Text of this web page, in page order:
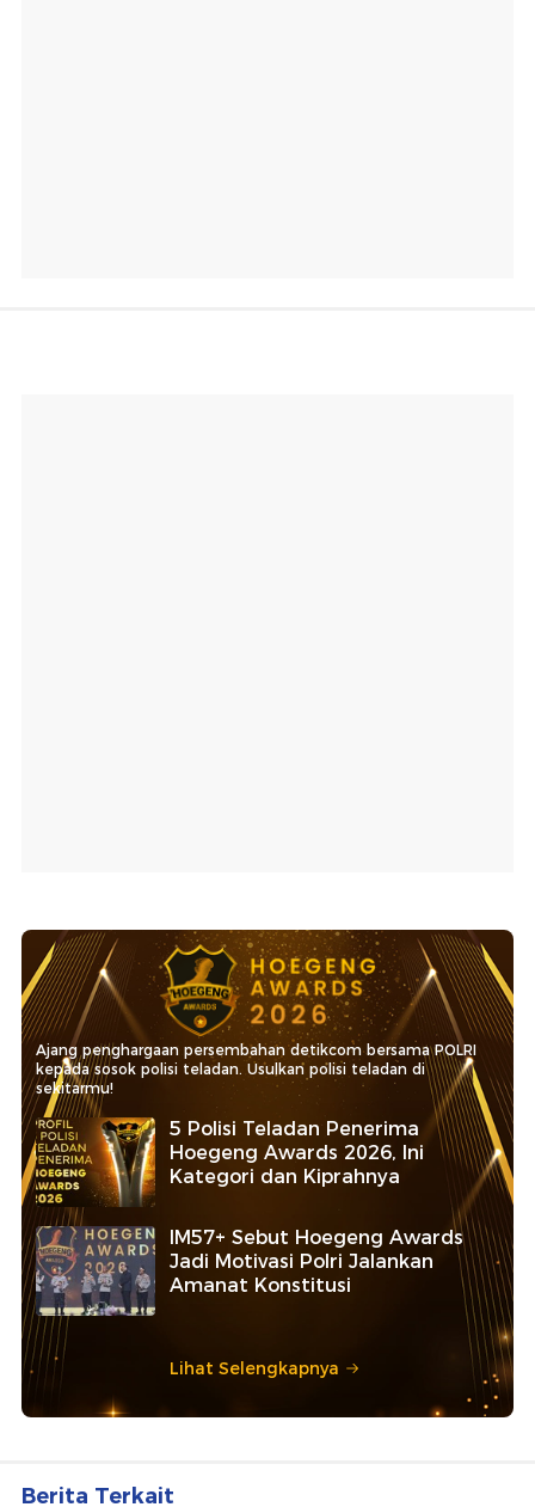
Ajang penghargaan persembahan detikcom bersama POLRI
kepada sosok polisi teladan. Usulkan polisi teladan di
sekitarmu!
5 Polisi Teladan Penerima
Hoegeng Awards 2026, Ini
Kategori dan Kiprahnya
IM57+ Sebut Hoegeng Awards
Jadi Motivasi Polri Jalankan
Amanat Konstitusi
Lihat Selengkapnya
Berita Terkait